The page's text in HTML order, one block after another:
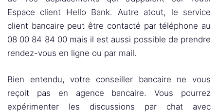
Espace client Hello Bank. Autre atout, le service
client bancaire peut être contacté par téléphone au
08 00 84 84 00 mais il est aussi possible de prendre
rendez-vous en ligne ou par mail.
Bien entendu, votre conseiller bancaire ne vous
reçoit pas en agence bancaire. Vous pourrez
expérimenter les discussions par chat avec